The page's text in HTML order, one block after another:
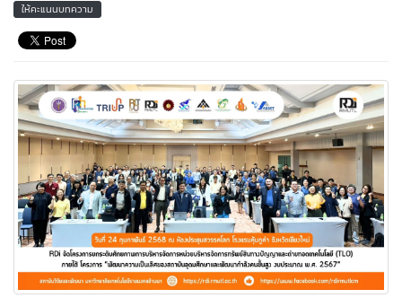
ให้คะแนนบทความ